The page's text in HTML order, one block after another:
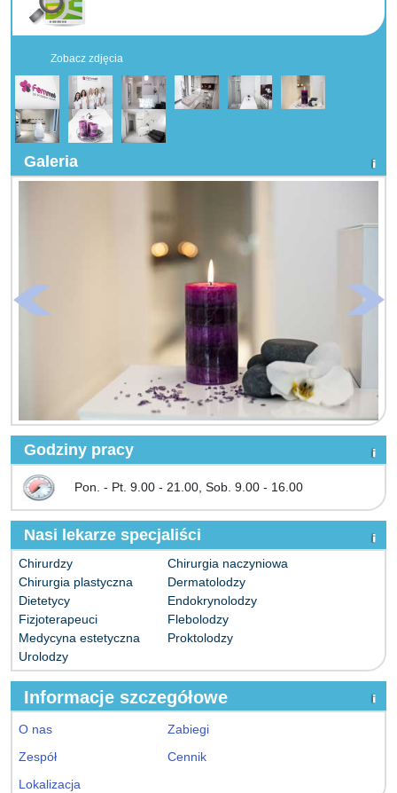
Zobacz zdjęcia
Galeria
Godziny pracy
Pon. - Pt. 9.00 - 21.00, Sob. 9.00 - 16.00
Nasi lekarze specjaliści
Chirurdzy
Chirurgia naczyniowa
Chirurgia plastyczna
Dermatolodzy
Dietetycy
Endokrynolodzy
Fizjoterapeuci
Flebolodzy
Medycyna estetyczna
Proktolodzy
Urolodzy
Informacje szczegółowe
O nas
Zabiegi
Zespół
Cennik
Lokalizacja